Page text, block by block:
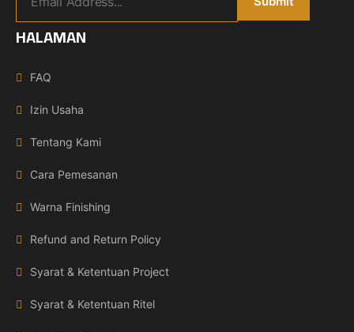
HALAMAN
FAQ
Izin Usaha
Tentang Kami
Cara Pemesanan
Warna Finishing
Refund and Return Policy
Syarat & Ketentuan Project
Syarat & Ketentuan Ritel